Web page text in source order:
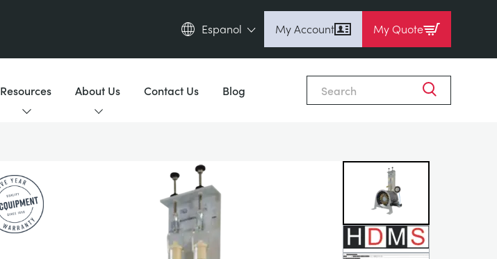
Espanol
Deutsch (de)
中國人 (zh)
My Account My Quote
Resources About Us Contact Us Blog
Close